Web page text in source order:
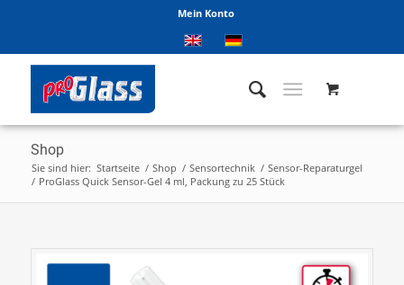
Mein Konto
Shop
Sie sind hier: Startseite / Shop / Sensortechnik / Sensor-Reparaturgel
/ ProGlass Quick Sensor-Gel 4 ml, Packung zu 25 Stück